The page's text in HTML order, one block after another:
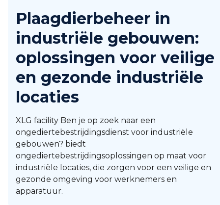
Plaagdierbeheer in
industriële gebouwen:
oplossingen voor veilige
en gezonde industriële
locaties
XLG facility Ben je op zoek naar een
ongediertebestrijdingsdienst voor industriële
gebouwen? biedt
ongediertebestrijdingsoplossingen op maat voor
industriële locaties, die zorgen voor een veilige en
gezonde omgeving voor werknemers en
apparatuur.